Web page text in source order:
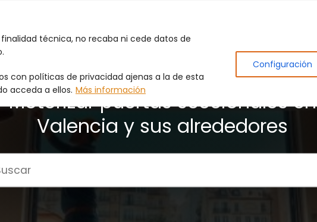
técnica, no recaba ni cede datos de
con políticas de privacidad ajenas a la de esta
acceda a ellos. Más información
Configuración
Motorizar puertas seccionales en
Valencia y sus alrededores